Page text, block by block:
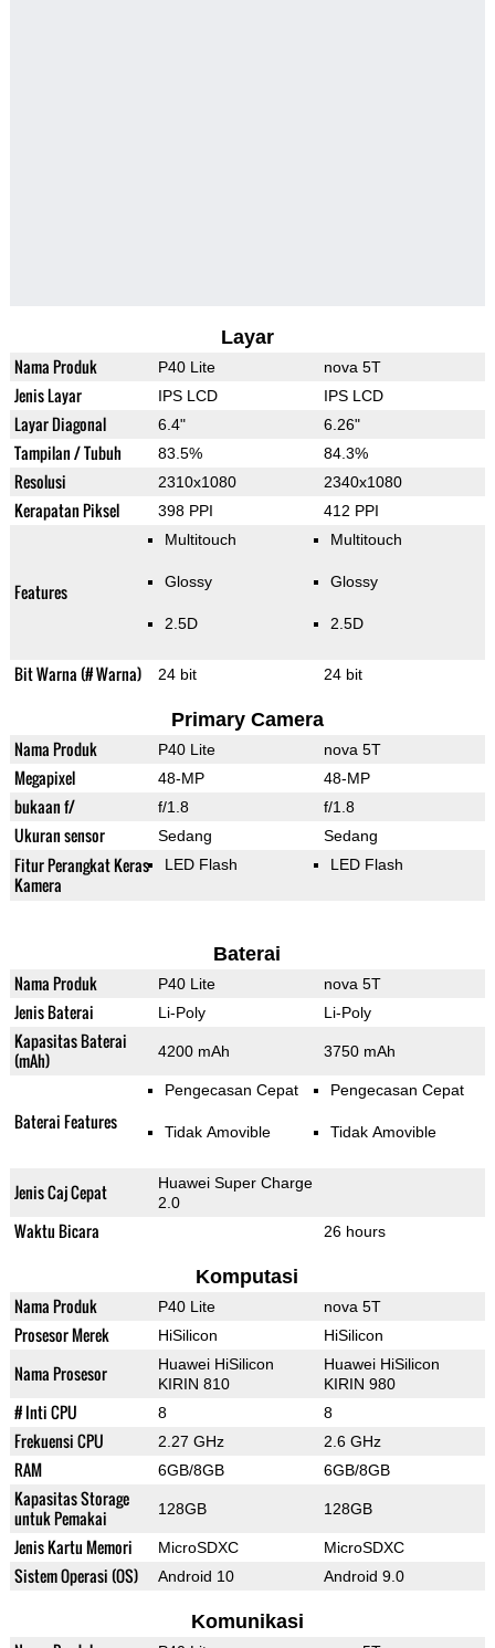
Layar
Nama Produk P40 Lite nova 5T
Jenis Layar IPS LCD IPS LCD
Layar Diagonal 6.4" 6.26"
Tampilan / Tubuh 83.5% 84.3%
Resolusi 2310x1080 2340x1080
Kerapatan Piksel 398 PPI 412 PPI
Features
Multitouch
Glossy
2.5D
Multitouch
Glossy
2.5D
Bit Warna (# Warna) 24 bit 24 bit
Primary Camera
Nama Produk P40 Lite nova 5T
Megapixel 48-MP 48-MP
bukaan f/ f/1.8 f/1.8
Ukuran sensor Sedang Sedang
Fitur Perangkat Keras
Kamera
LED Flash LED Flash
Baterai
Nama Produk P40 Lite nova 5T
Jenis Baterai Li-Poly Li-Poly
Kapasitas Baterai
(mAh)
4200 mAh 3750 mAh
Baterai Features
Pengecasan Cepat
Tidak Amovible
Pengecasan Cepat
Tidak Amovible
Jenis Caj Cepat
Huawei Super Charge
2.0
Waktu Bicara 26 hours
Komputasi
Nama Produk P40 Lite nova 5T
Prosesor Merek HiSilicon HiSilicon
Nama Prosesor
Huawei HiSilicon
KIRIN 810
Huawei HiSilicon
KIRIN 980
# Inti CPU 8 8
Frekuensi CPU 2.27 GHz 2.6 GHz
RAM 6GB/8GB 6GB/8GB
Kapasitas Storage
untuk Pemakai
128GB 128GB
Jenis Kartu Memori MicroSDXC MicroSDXC
Sistem Operasi (OS) Android 10 Android 9.0
Komunikasi